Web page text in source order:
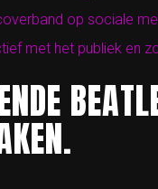
op sociale
met het publiek en